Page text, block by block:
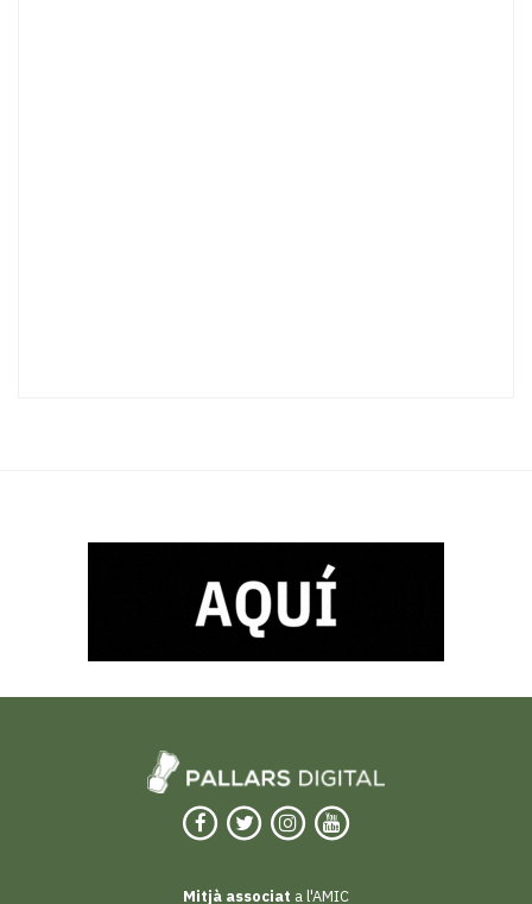
Mitjà associat a l'AMIC